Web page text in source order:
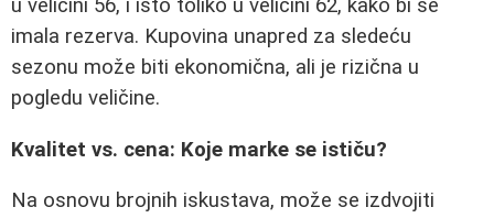
u veličini 56, i isto toliko u veličini 62, kako bi se
imala rezerva. Kupovina unapred za sledeću
sezonu može biti ekonomična, ali je rizična u
pogledu veličine.
Kvalitet vs. cena: Koje marke se ističu?
Na osnovu brojnih iskustava, može se izdvojiti